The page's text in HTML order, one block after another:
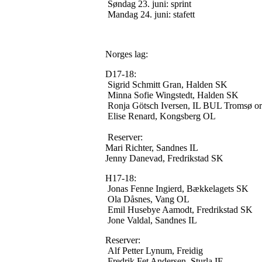
Søndag 23. juni: sprint
Mandag 24. juni: stafett
Norges lag:
D17-18:
Sigrid Schmitt Gran, Halden SK
Minna Sofie Wingstedt, Halden SK
Ronja Götsch Iversen, IL BUL Tromsø
Elise Renard, Kongsberg OL
Reserver:
Mari Richter, Sandnes IL
Jenny Danevad, Fredrikstad SK
H17-18:
Jonas Fenne Ingierd, Bækkelagets SK
Ola Dåsnes, Vang OL
Emil Husebye Aamodt, Fredrikstad SK
Jone Valdal, Sandnes IL
Reserver:
Alf Petter Lynum, Freidig